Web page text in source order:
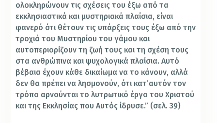
ολοκληρώνουν τις σχέσεις του έξω από τα
εκκλησιαστικά και μυστηριακά πλαίσια, είναι
φανερό ότι θέτουν τις υπάρξεις τους έξω από την
τροχιά του Μυστηρίου του γάμου και
αυτοπεριορίζουν τη ζωή τους και τη σχέση τους
στα ανθρώπινα και ψυχολογικά πλαίσια. Αυτό
βέβαια έχουν κάθε δικαίωμα να το κάνουν, αλλά
δεν θα πρέπει να λησμονούν, ότι κατ’αυτόν τον
τρόπο αρνούνται το λυτρωτικό έργο του Χριστού
και της Εκκλησίας που Αυτός ίδρυσε.” (σελ. 39)